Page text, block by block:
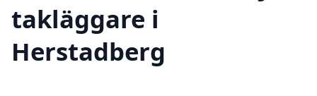
takläggare i
Herstadberg